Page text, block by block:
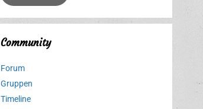
Community
Forum
Gruppen
Timeline